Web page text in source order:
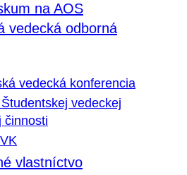
na AOS
vedecká odborná
vedecká konferencia
vedeckej
činnosti
vlastníctvo